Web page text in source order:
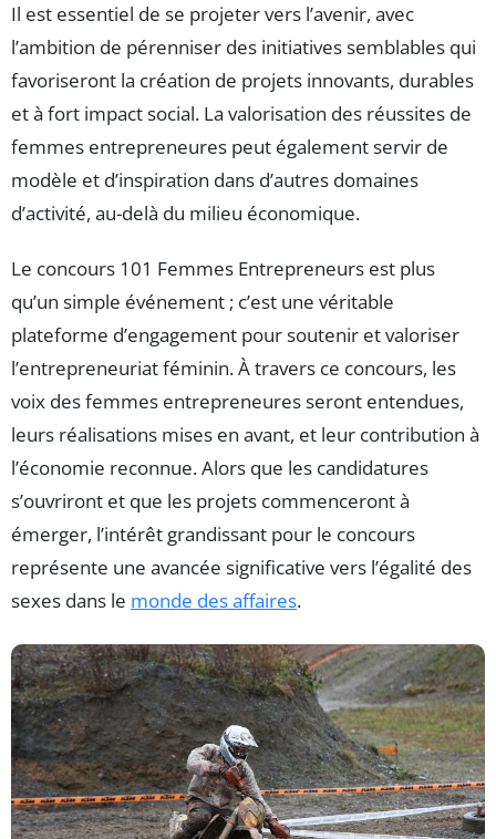
Il est essentiel de se projeter vers l’avenir, avec
l’ambition de pérenniser des initiatives semblables qui
favoriseront la création de projets innovants, durables
et à fort impact social. La valorisation des réussites de
femmes entrepreneures peut également servir de
modèle et d’inspiration dans d’autres domaines
d’activité, au-delà du milieu économique.
Le concours 101 Femmes Entrepreneurs est plus
qu’un simple événement ; c’est une véritable
plateforme d’engagement pour soutenir et valoriser
l’entrepreneuriat féminin. À travers ce concours, les
voix des femmes entrepreneures seront entendues,
leurs réalisations mises en avant, et leur contribution à
l’économie reconnue. Alors que les candidatures
s’ouvriront et que les projets commenceront à
émerger, l’intérêt grandissant pour le concours
représente une avancée significative vers l’égalité des
sexes dans le monde des affaires.